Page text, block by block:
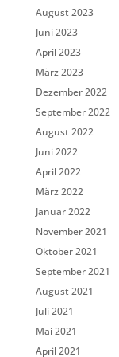
August 2023
Juni 2023
April 2023
März 2023
Dezember 2022
September 2022
August 2022
Juni 2022
April 2022
März 2022
Januar 2022
November 2021
Oktober 2021
September 2021
August 2021
Juli 2021
Mai 2021
April 2021